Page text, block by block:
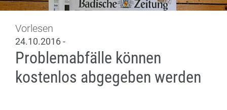
Vorlesen
24.10.2016 -
Problemabfälle können
kostenlos abgegeben werden